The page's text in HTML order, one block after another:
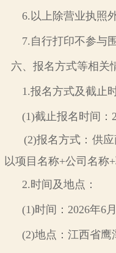
6.以上除营业执照
7.自行打印不参与
六、报名方式等相关
1.报名方式及截止
(1)截止报名时间：
(2)报名方式： 供
以项目 名称+公司名称
2.时间及地点：
(1)时间：2026年6月
(2)地点：江西省鹰